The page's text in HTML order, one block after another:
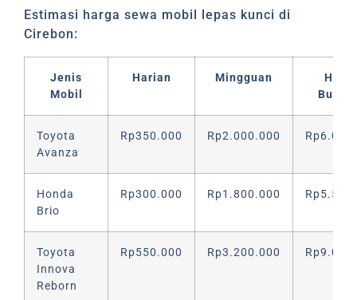
Estimasi harga sewa mobil lepas kunci di
Cirebon:
Jenis
Mobil
Harian Mingguan
Toyota
Avanza
Rp350.000 Rp2.000.000
Honda
Brio
Rp300.000 Rp1.800.000
Toyota
Innova
Reborn
Rp550.000 Rp3.200.000